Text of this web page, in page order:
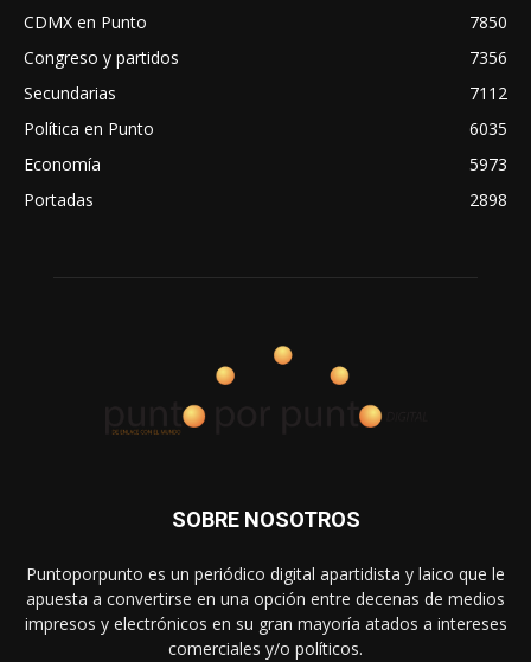
CDMX en Punto
7850
Congreso y partidos
7356
Secundarias
7112
Política en Punto
6035
Economía
5973
Portadas
2898
SOBRE NOSOTROS
Puntoporpunto es un periódico digital apartidista y laico que le
apuesta a convertirse en una opción entre decenas de medios
impresos y electrónicos en su gran mayoría atados a intereses
comerciales y/o políticos.